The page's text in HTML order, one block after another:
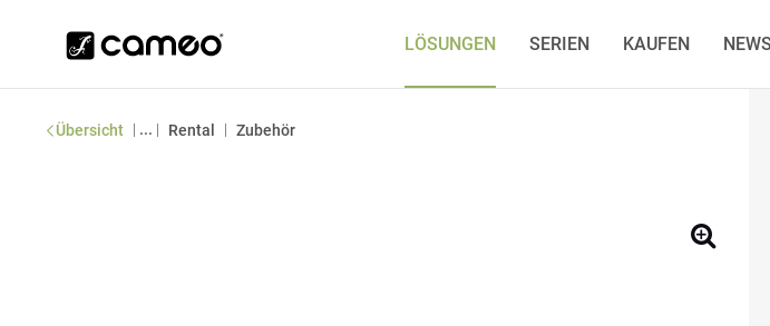
LÖSUNGEN SERIEN KAUFEN
Übersicht | ... | Rental | Zubehör